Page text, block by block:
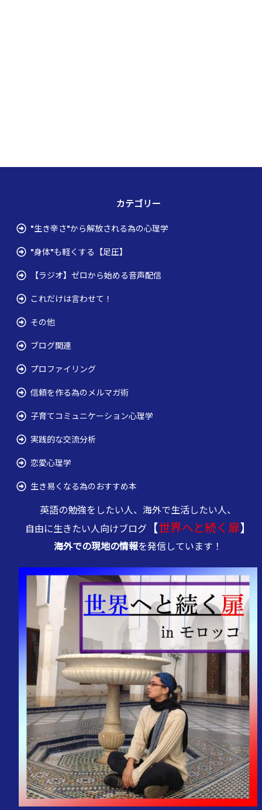
カテゴリー
"生き辛さ"から解放される為の心理学
"身体"も軽くする【足圧】
【ラジオ】ゼロから始める音声配信
これだけは言わせて！
その他
ブログ関連
プロファイリング
信頼を作る為のメルマガ術
子育てコミュニケーション心理学
実践的な交流分析
恋愛心理学
生き易くなる為のおすすめ本
英語の勉強をしたい人、海外で生活したい人、
自由に生きたい人向けブログ【世界へと続く扉】
海外での現地の情報を発信しています！